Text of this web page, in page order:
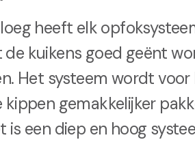
heeft elk
kuikens goed geënt
Het systeem wordt
gemakkelijker
is een diep en hoog